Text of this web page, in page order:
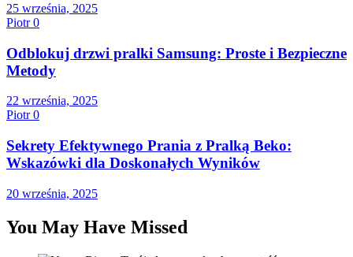
25 września, 2025
Piotr0
Odblokuj drzwi pralki Samsung: Proste i Bezpieczne
Metody
22 września, 2025
Piotr0
Sekrety Efektywnego Prania z Pralką Beko:
Wskazówki dla Doskonałych Wyników
20 września, 2025
You May Have Missed